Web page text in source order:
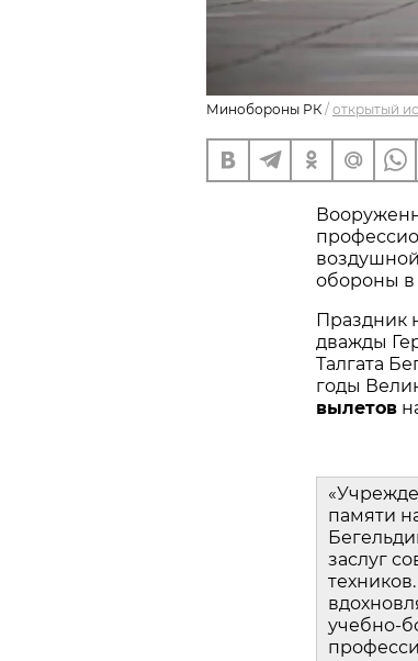
Минобороны РК / открытый
обороны в
Праздник
дважды
Талгата
годы
вылетов
памяти
заслуг